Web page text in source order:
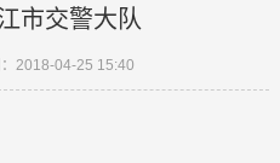
市交警大队
2018-04-25 15:40